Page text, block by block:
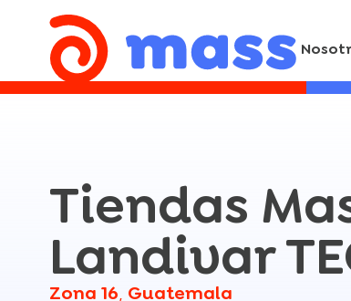
Tiendas
Landivar
Zona 16 Guatemala